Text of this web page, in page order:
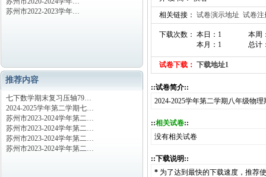
苏州市2022-2023学年…
推荐内容
七下数学期末复习压轴79…
2024-2025学年第二学期七…
苏州市2023-2024学年第二…
苏州市2023-2024学年第二…
苏州市2023-2024学年第二…
苏州市2023-2024学年第二…
相关链接： 试卷演示地址 试卷注
下载次数： 本日：1
本月：1
本周
总计
试卷下载： 下载地址1
::试卷简介::
2024-2025学年第二学期八年级物
::相关试卷::
没有相关试卷
::下载说明::
* 为了达到最快的下载速度，推荐